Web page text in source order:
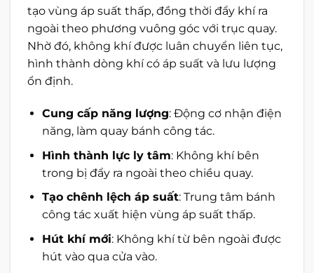
tạo vùng áp suất thấp, đồng thời đẩy khí ra
ngoài theo phương vuông góc với trục quay.
Nhờ đó, không khí được luân chuyển liên tục,
hình thành dòng khí có áp suất và lưu lượng
ổn định.
Cung cấp năng lượng: Động cơ nhận điện
năng, làm quay bánh công tác.
Hình thành lực ly tâm: Không khí bên
trong bị đẩy ra ngoài theo chiều quay.
Tạo chênh lệch áp suất: Trung tâm bánh
công tác xuất hiện vùng áp suất thấp.
Hút khí mới: Không khí từ bên ngoài được
hút vào qua cửa vào.